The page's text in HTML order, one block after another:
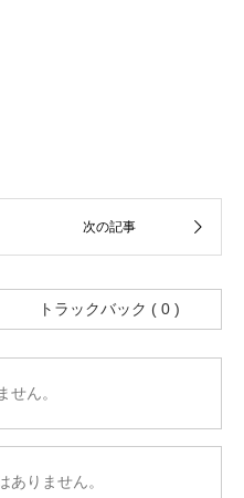
トラックバック ( 0 )
せん。
ありません。